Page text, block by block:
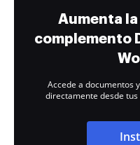
Aumenta
complemento
Accede a documentos
directamente desde